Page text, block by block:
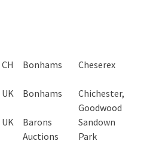
CH Bonhams Cheserex
UK Bonhams
Chichester,
Goodwood
UK
Barons
Auctions
Sandown
Park